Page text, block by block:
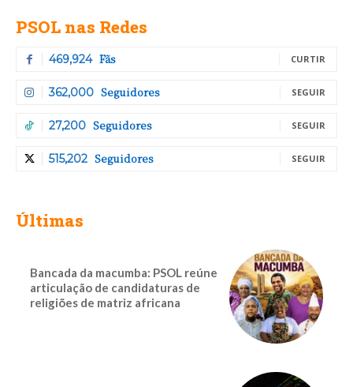
PSOL nas Redes
469,924 Fãs CURTIR
362,000 Seguidores SEGUIR
27,200 Seguidores SEGUIR
515,202 Seguidores SEGUIR
Últimas
Bancada da macumba: PSOL reúne
articulação de candidaturas de
religiões de matriz africana